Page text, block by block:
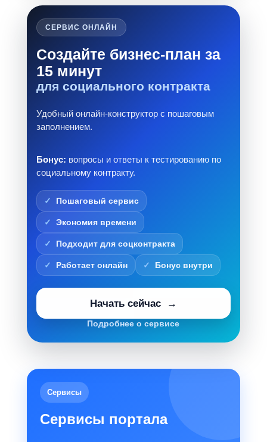
СЕРВИС ОНЛАЙН
Создайте бизнес-план за
15 минут
для социального контракта
Удобный онлайн-конструктор с пошаговым
заполнением.
Бонус: вопросы и ответы к тестированию по
социальному контракту.
Пошаговый сервис
Экономия времени
Подходит для соцконтракта
Работает онлайн Бонус внутри
Начать сейчас
Подробнее о сервисе
Сервисы
Сервисы портала